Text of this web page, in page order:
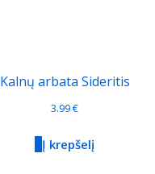
Kalnų arbata Sideritis
3.99€
Į krepšelį